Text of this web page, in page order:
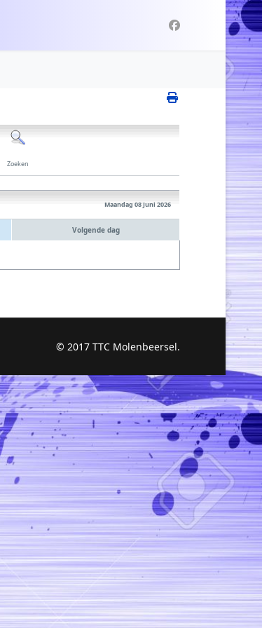
Zoeken
Maandag 08 Juni 2026
Volgende dag
© 2017 TTC Molenbeersel.